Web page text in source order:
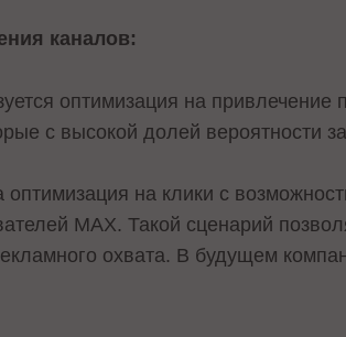
каналов:
оптимизация на
с высокой долей вероятности
оптимизация на клики с
MAX. Такой сценарий
охвата. В будущем